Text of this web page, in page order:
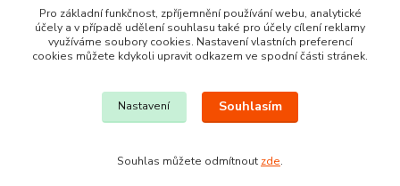
+420 380 830 198
wokas.online@yahoo.cz
Pro základní funkčnost, zpříjemnění používání webu, analytické
účely a v případě udělení souhlasu také pro účely cílení reklamy
využíváme soubory cookies. Nastavení vlastních preferencí
cookies můžete kdykoli upravit odkazem ve spodní části stránek.
Nastavení Souhlasím
Souhlas můžete odmítnout zde.